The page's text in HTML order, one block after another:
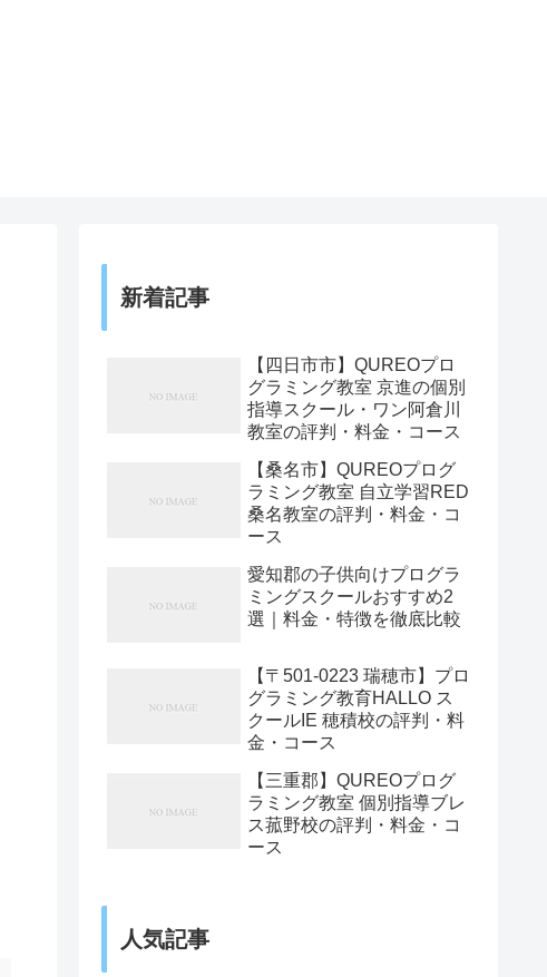
新着記事
【四日市市】QUREOプロ
グラミング教室 京進の個別
指導スクール・ワン阿倉川
教室の評判・料金・コース
【桑名市】QUREOプログ
ラミング教室 自立学習RED
桑名教室の評判・料金・コ
ース
愛知郡の子供向けプログラ
ミングスクールおすすめ2
選｜料金・特徴を徹底比較
【〒501-0223 瑞穂市】プロ
グラミング教育HALLO ス
クールIE 穂積校の評判・料
金・コース
【三重郡】QUREOプログ
ラミング教室 個別指導ブレ
ス菰野校の評判・料金・コ
ース
人気記事